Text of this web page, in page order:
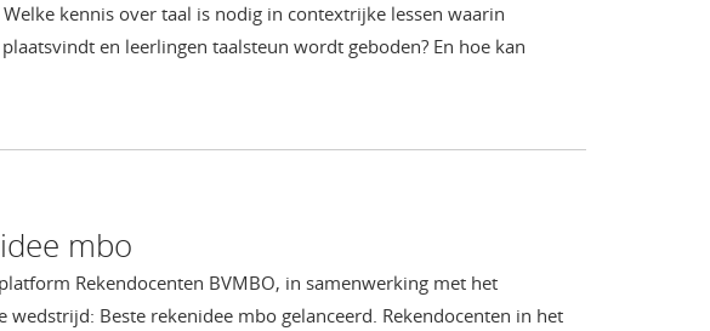
kennis over taal is nodig in contextrijke lessen waarin
en leerlingen taalsteun wordt geboden? En hoe kan
mbo
Rekendocenten BVMBO, in samenwerking met het
wedstrijd: Beste rekenidee mbo gelanceerd. Rekendocenten in het